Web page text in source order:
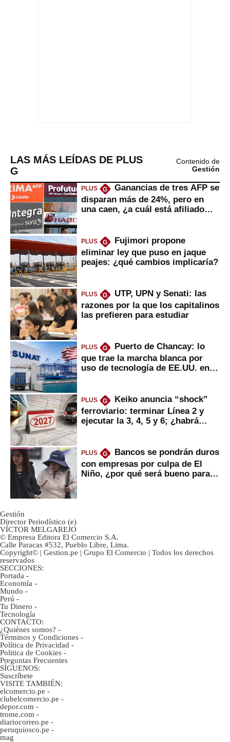
LAS MÁS LEÍDAS DE PLUS
G
Contenido de
Gestión
PLUS G
Ganancias de tres AFP se
disparan más de 24%, pero en
una caen, ¿a cuál está afiliado
PLUS G
Fujimori propone
eliminar ley que puso en jaque
peajes: ¿qué cambios implicaría?
PLUS G
UTP, UPN y Senati: las
razones por la que los capitalinos
las prefieren para estudiar
PLUS G
Puerto de Chancay: lo
que trae la marcha blanca por
uso de tecnología de EE.UU. en
PLUS G
Keiko anuncia “shock”
ferroviario: terminar Línea 2 y
ejecutar la 3, 4, 5 y 6; ¿habrá
PLUS G
Bancos se pondrán duros
con empresas por culpa de El
Niño, ¿por qué será bueno para
Gestión
Director Periodístico (e)
VÍCTOR MELGAREJO
© Empresa Editora El Comercio S.A.
Calle Paracas #532, Pueblo Libre, Lima.
Copyright© | Gestion.pe | Grupo El Comercio | Todos los derechos
reservados
SECCIONES:
Portada -
Economía -
Mundo -
Perú -
Tu Dinero -
Tecnología
CONTACTO:
¿Quiénes somos? -
Términos y Condiciones -
Política de Privacidad -
Politica de Cookies -
Preguntas Frecuentes
SÍGUENOS:
Suscríbete
VISITE TAMBIÉN:
elcomercio.pe -
clubelcomercio.pe -
depor.com -
trome.com -
diariocorreo.pe -
peruquiosco.pe -
mag